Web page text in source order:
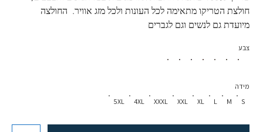
חולצת הטריקו מתאימה לכל העונות ולכל מזג אוויר.  החולצה
מיועדת גם לנשים וגם לגברים
צבע
S
M
L
XL
XXL
XXXL
4XL
5XL
מידה